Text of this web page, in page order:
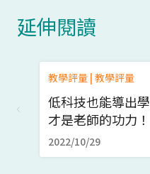
延伸閱讀
教學評量 | 教學評量
低科技也能導出
才是老師的功力！
2022/10/29